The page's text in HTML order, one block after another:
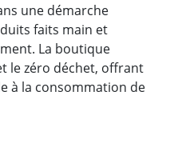
une démarche
faits main et
La boutique
le zéro déchet, offrant
à la consommation de